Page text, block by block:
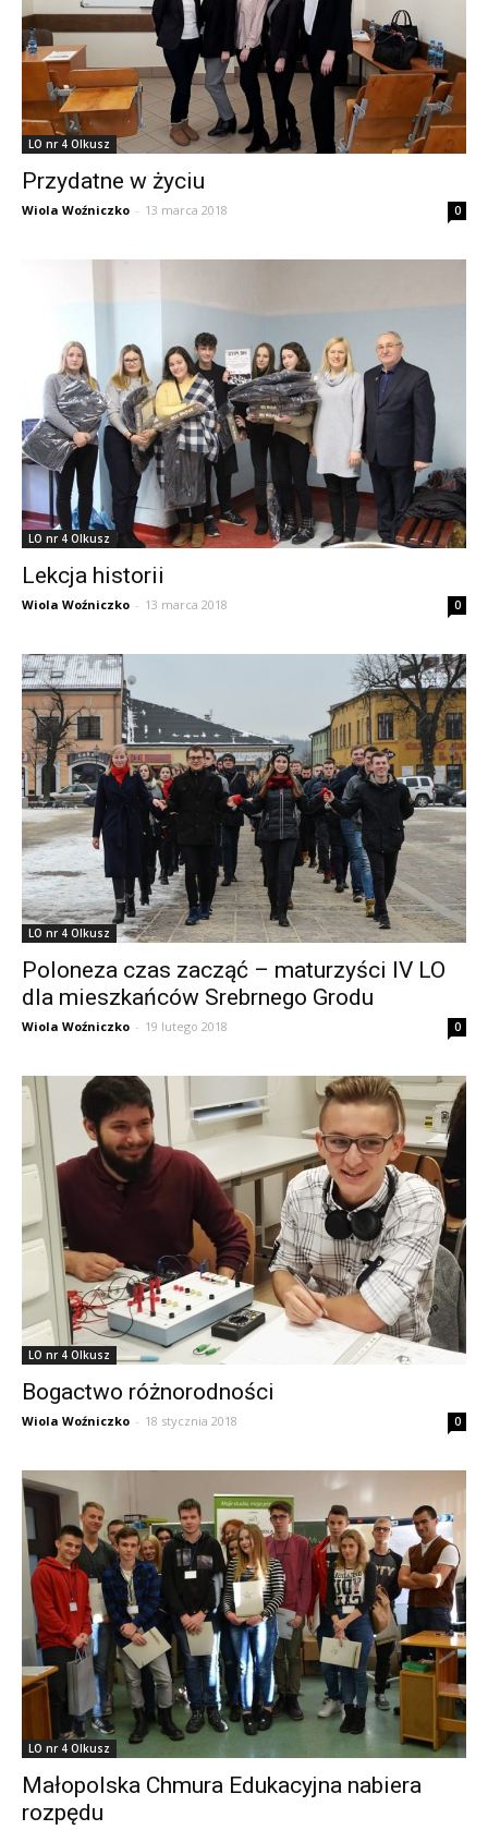
LO nr 4 Olkusz
Przydatne w życiu
Wiola Woźniczko - 13 marca 2018 0
LO nr 4 Olkusz
Lekcja historii
Wiola Woźniczko - 13 marca 2018 0
LO nr 4 Olkusz
Poloneza czas zacząć – maturzyści IV LO
dla mieszkańców Srebrnego Grodu
Wiola Woźniczko - 19 lutego 2018 0
LO nr 4 Olkusz
Bogactwo różnorodności
Wiola Woźniczko - 18 stycznia 2018 0
LO nr 4 Olkusz
Małopolska Chmura Edukacyjna nabiera
rozpędu